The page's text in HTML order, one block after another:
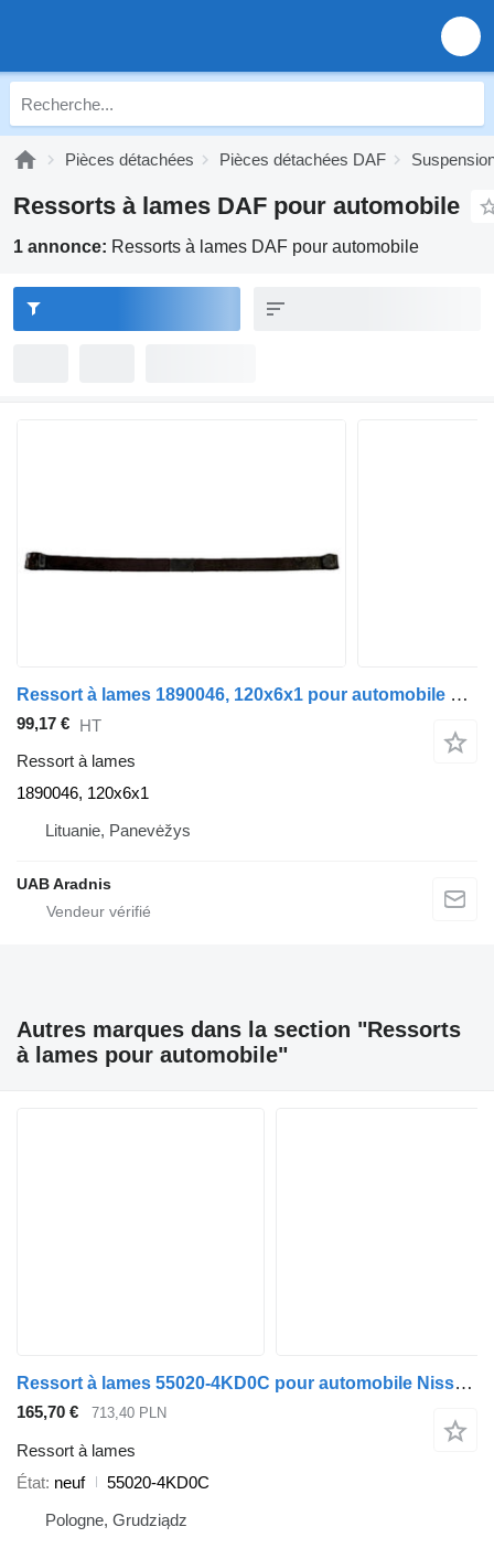
Pièces détachées Pièces détachées DAF
Ressorts à lames DAF pour automobile
1 annonce: Ressorts à lames DAF pour automobile
Ressort à lames 1890046, 120x6x1 pour automobile DAF 400 Flatbed
99,17 € HT
Ressort à lames
1890046, 120x6x1
Lituanie, Panevėžys
UAB Aradnis
Autres marques dans la section "Ressorts
à lames pour automobile"
Ressort à lames 55020-4KD0C pour automobile Nissan Navarra
165,70 € 713,40 PLN
Ressort à lames
État neuf
55020-4KD0C
Pologne, Grudziądz